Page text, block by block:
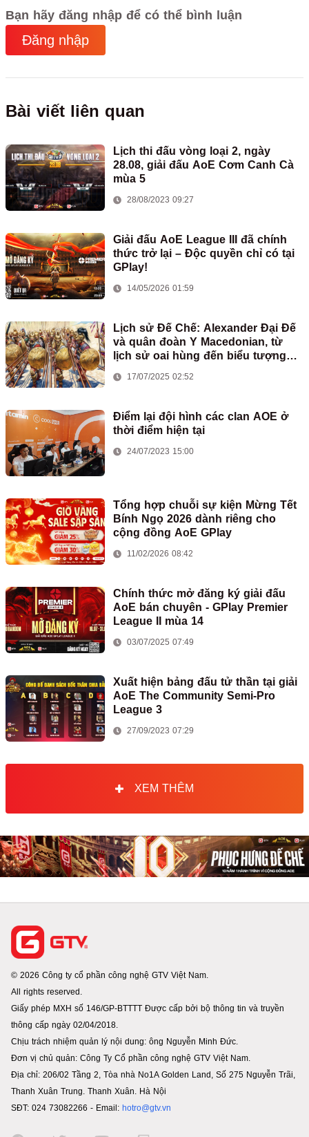
Bạn hãy đăng nhập để có thể bình luận
Đăng nhập
Bài viết liên quan
Lịch thi đấu vòng loại 2, ngày
28.08, giải đấu AoE Cơm Canh Cà
mùa 5
28/08/2023 09:27
Giải đấu AoE League III đã chính
thức trở lại – Độc quyền chỉ có tại
GPlay!
14/05/2026 01:59
Lịch sử Đế Chế: Alexander Đại Đế
và quân đoàn Y Macedonian, từ
lịch sử oai hùng đến biểu tượng
17/07/2025 02:52
Điểm lại đội hình các clan AOE ở
thời điểm hiện tại
24/07/2023 15:00
Tổng hợp chuỗi sự kiện Mừng Tết
Bính Ngọ 2026 dành riêng cho
cộng đồng AoE GPlay
11/02/2026 08:42
Chính thức mở đăng ký giải đấu
AoE bán chuyên - GPlay Premier
League II mùa 14
03/07/2025 07:49
Xuất hiện bảng đấu tử thần tại giải
AoE The Community Semi-Pro
League 3
27/09/2023 07:29
XEM THÊM
© 2026 Công ty cổ phần công nghệ GTV Việt Nam.
All rights reserved.
Giấy phép MXH số 146/GP-BTTTT Được cấp bởi bộ thông tin và truyền
thông cấp ngày 02/04/2018.
Chịu trách nhiệm quản lý nội dung: ông Nguyễn Minh Đức.
Đơn vị chủ quản: Công Ty Cổ phần công nghệ GTV Việt Nam.
Địa chỉ: 206/02 Tầng 2, Tòa nhà No1A Golden Land, Số 275 Nguyễn Trãi,
Thanh Xuân Trung. Thanh Xuân. Hà Nội
SĐT: 024 73082266 - Email: hotro@gtv.vn